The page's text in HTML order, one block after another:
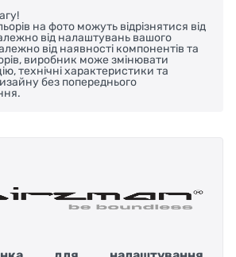
на фото можуть відрізнятися від
від налаштувань вашого
від наявності компонентів та
виробник може змінювати
технічні характеристики та
без попереднього